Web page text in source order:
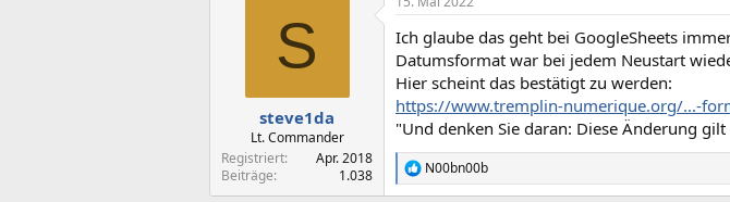
S
steve1da
Lt. Commander
Registriert
Apr. 2018
Beiträge
1.038
Ich glaube das geht bei GoogleSheets
Datumsformat war bei jedem Neustart
Hier scheint das bestätigt zu werden:
https://www.tremplin-numerique.org/...-
"Und denken Sie daran: Diese Änderung
R
e
N00bn00b